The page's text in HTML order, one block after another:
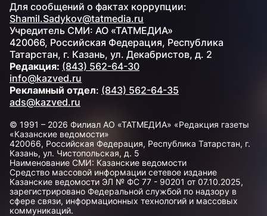
Для сообщений о фактах коррупции:
Shamil.Sadykov@tatmedia.ru
Учредитель СМИ: АО «ТАТМЕДИА»
420066, Российская Федерация, Республика
Татарстан, г. Казань, ул. Декабристов, д. 2
Редакция: (843) 562-64-30
info@kazved.ru
Рекламный отдел: (843) 562-64-35
ads@kazved.ru
© 1991 – 2026 Филиал АО «ТАТМЕДИА» «Редакция газеты
«Казанские ведомости»
420066, Российская Федерация, Республика Татарстан, г.
Казань, ул. Чистопольская, д. 5
Наименование СМИ: Казанские ведомости
Средство массовой информации сетевое издание
Казанские ведомости ЭЛ № ФС 77 - 90201 от 07.10.2025,
зарегистрировано Федеральной службой по надзору в
сфере связи, информационных технологий и массовых
коммуникаций.